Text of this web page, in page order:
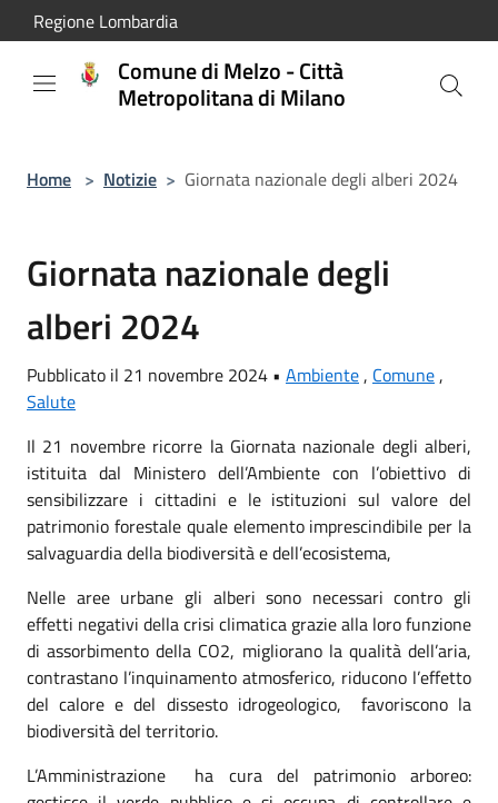
Salta al contenuto principale
Regione Lombardia
Comune di Melzo - Città
Metropolitana di Milano
Home > Notizie > Giornata nazionale degli alberi 2024
Giornata nazionale degli
alberi 2024
Pubblicato il 21 novembre 2024 • Ambiente, Comune,
Salute
Il 21 novembre ricorre la Giornata nazionale degli alberi,
istituita dal Ministero dell’Ambiente con l’obiettivo di
sensibilizzare i cittadini e le istituzioni sul valore del
patrimonio forestale quale elemento imprescindibile per la
salvaguardia della biodiversità e dell’ecosistema,
Nelle aree urbane gli alberi sono necessari contro gli
effetti negativi della crisi climatica grazie alla loro funzione
di assorbimento della CO2, migliorano la qualità dell’aria,
contrastano l’inquinamento atmosferico, riducono l’effetto
del calore e del dissesto idrogeologico,
favoriscono la
biodiversità del territorio.
L’Amministrazione ha cura del patrimonio arboreo: